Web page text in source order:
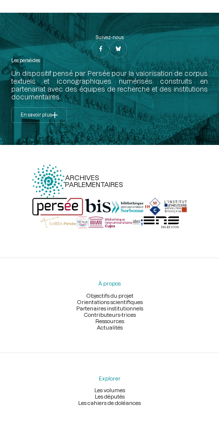
Suivez-nous
Les perséides
Un dispositif pensé par Persée pour la valorisation de corpus
textuels et iconographiques numérisés construits en
partenariat avec des équipes de recherche et des institutions
documentaires.
En savoir plus
ARCHIVES
PARLEMENTAIRES
Menu
À propos
Objectifs du projet
Orientations scientifiques
Partenaires institutionnels
Contributeurs-trices
Ressources
Actualités
Explorer
Les volumes
Les députés
Les cahiers de doléances